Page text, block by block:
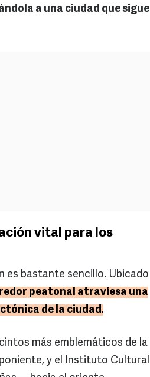
a una ciudad que sigue
vital para los
es bastante sencillo. Ubicado
peatonal atraviesa una
de la ciudad.
más emblemáticos de la
y el Instituto Cultural